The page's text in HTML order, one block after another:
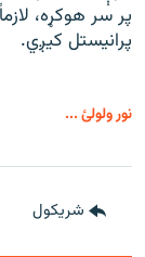
پر سر هوکړه،
پرانیستل کیږي.
نور ولولئ ...
شريکول